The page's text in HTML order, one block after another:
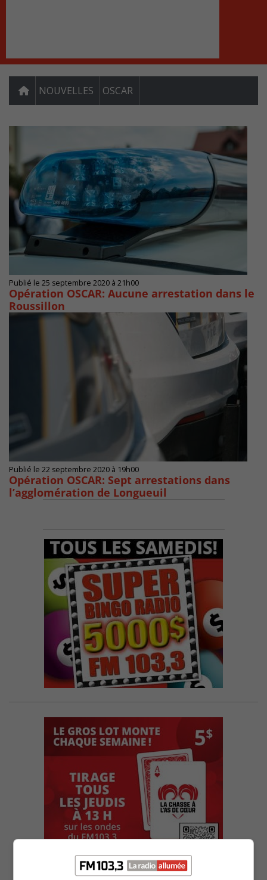
NOUVELLES OSCAR
Publié le 25 septembre 2020 à 21h00
Opération OSCAR: Aucune arrestation dans le
Roussillon
Publié le 22 septembre 2020 à 19h00
Opération OSCAR: Sept arrestations dans
l’agglomération de Longueuil